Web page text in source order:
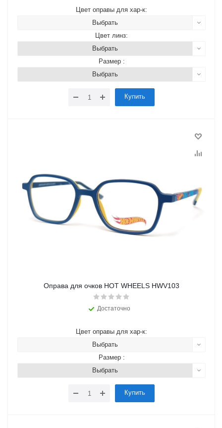
Цвет оправы для хар-к:
Выбрать
Цвет линз:
Выбрать
Размер :
Выбрать
Купить
Оправа для очков HOT WHEELS HWV103
Достаточно
Цвет оправы для хар-к:
Выбрать
Размер :
Выбрать
Купить